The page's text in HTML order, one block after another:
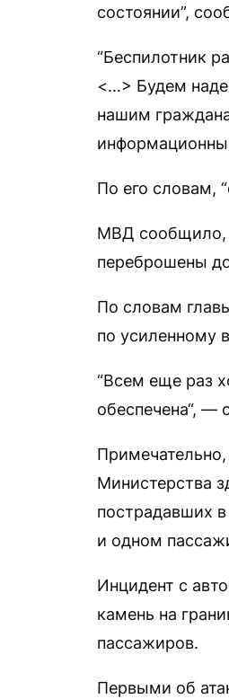
состоянии”,
“Беспилотник
<…> Будем
нашим
По его словам,
МВД сообщило,
переброшены
По словам
по усиленному
“Всем еще раз
обеспечена“, —
Министерства
пострадавших
и одном
Инцидент с
камень на
пассажиров.
Первыми об